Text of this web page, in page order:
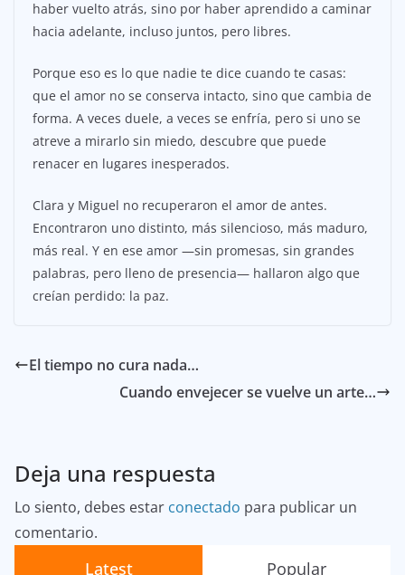
haber vuelto atrás, sino por haber aprendido a caminar
hacia adelante, incluso juntos, pero libres.
Porque eso es lo que nadie te dice cuando te casas:
que el amor no se conserva intacto, sino que cambia de
forma. A veces duele, a veces se enfría, pero si uno se
atreve a mirarlo sin miedo, descubre que puede
renacer en lugares inesperados.
Clara y Miguel no recuperaron el amor de antes.
Encontraron uno distinto, más silencioso, más maduro,
más real. Y en ese amor —sin promesas, sin grandes
palabras, pero lleno de presencia— hallaron algo que
creían perdido: la paz.
El tiempo no cura nada…
Cuando envejecer se vuelve un arte…
Deja una respuesta
Lo siento, debes estar conectado para publicar un
comentario.
Latest Popular